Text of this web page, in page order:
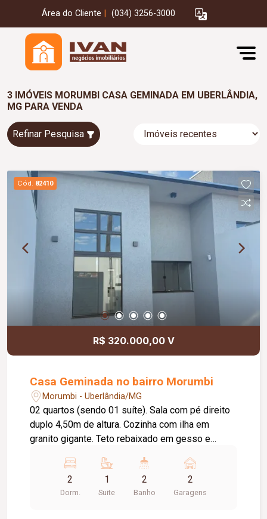
Área do Cliente (034) 3256-3000
3 IMÓVEIS MORUMBI CASA GEMINADA EM UBERLÂNDIA,
MG PARA VENDA
Refinar Pesquisa
Cód. 82410
R$ 320.000,00 V
Casa Geminada no bairro Morumbi
Morumbi - Uberlândia/MG
02 quartos (sendo 01 suíte). Sala com pé direito
duplo 4,50m de altura. Cozinha com ilha em
granito gigante. Teto rebaixado em gesso e
construída de 65m².
2
Dorm.
1
Suite
2
Banho
2
Garagens